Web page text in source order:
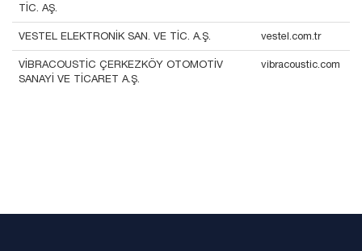
TİC. AŞ.
VESTEL ELEKTRONİK SAN. VE TİC. A.Ş. vestel.com.tr
VİBRACOUSTİC ÇERKEZKÖY OTOMOTİV
SANAYİ VE TİCARET A.Ş.
vibracoustic.com